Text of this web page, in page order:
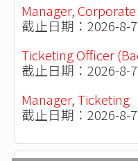
Manager,
截止日期：2026-8-7
Ticketing Officer
截止日期：2026-8-7
Manager, Ticketing
截止日期：2026-8-7